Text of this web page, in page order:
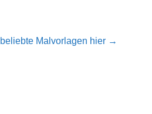
Malvorlagen hier →